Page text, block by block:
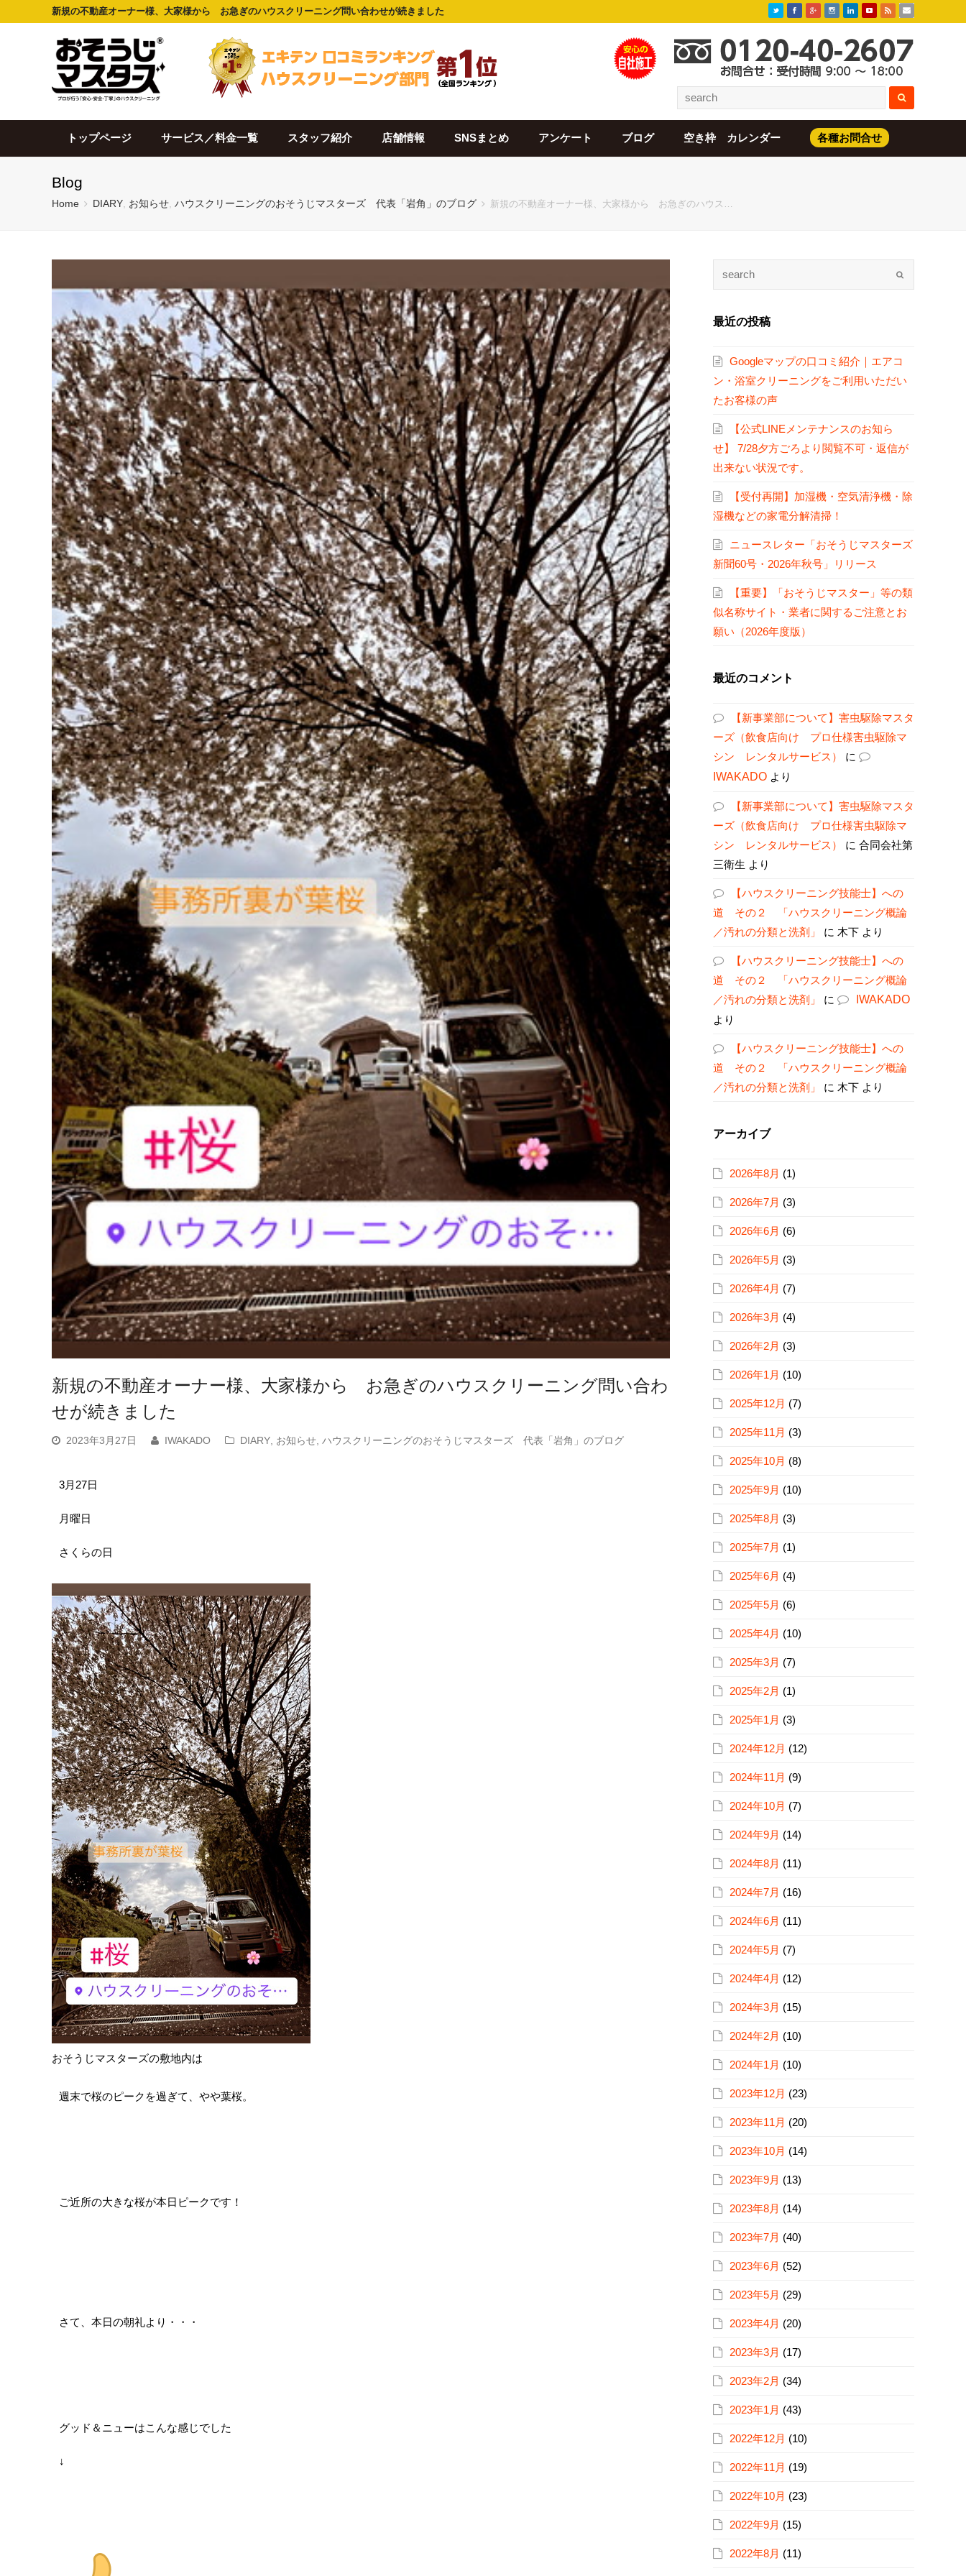
新規の不動産オーナー様、大家様から お急ぎのハウスクリーニング問い合わせが続きました
トップページ サービス／料金一覧 スタッフ紹介 店舗情報 SNSまとめ アンケート ブログ 空き枠 カレンダー 各種お問合せ
Blog
Home DIARY お知らせ ハウスクリーニングのおそうじマスターズ 代表「岩角」のブログ 新規の不動産オーナー様、大家様から お急ぎのハウス…
新規の不動産オーナー様、大家様から お急ぎのハウスクリーニング問い合わ
せが続きました
2023年3月27日 IWAKADO DIARY お知らせ ハウスクリーニングのおそうじマスターズ 代表「岩角」のブログ
3月27日
月曜日
さくらの日
おそうじマスターズの敷地内は
週末で桜のピークを過ぎて、やや葉桜。
ご近所の大きな桜が本日ピークです！
さて、本日の朝礼より・・・
グッド＆ニューはこんな感じでした
↓
最近の投稿
Googleマップの口コミ紹介｜エアコ
ン・浴室クリーニングをご利用いただい
たお客様の声
【公式LINEメンテナンスのお知ら
せ】 7/28夕方ごろより閲覧不可・返信が
出来ない状況です。
【受付再開】加湿機・空気清浄機・除
湿機などの家電分解清掃！
ニュースレター「おそうじマスターズ
新聞60号・2026年秋号」リリース
【重要】「おそうじマスター」等の類
似名称サイト・業者に関するご注意とお
願い（2026年度版）
最近のコメント
【新事業部について】害虫駆除マスタ
ーズ（飲食店向け プロ仕様害虫駆除マ
シン レンタルサービス）
に
IWAKADO より
【新事業部について】害虫駆除マスタ
ーズ（飲食店向け プロ仕様害虫駆除マ
シン レンタルサービス）
に 合同会社第
三衛生 より
【ハウスクリーニング技能士】への
道 その２ 「ハウスクリーニング概論
／汚れの分類と洗剤」
に 木下 より
【ハウスクリーニング技能士】への
道 その２ 「ハウスクリーニング概論
／汚れの分類と洗剤」
に
IWAKADO
より
【ハウスクリーニング技能士】への
道 その２ 「ハウスクリーニング概論
／汚れの分類と洗剤」
に 木下 より
アーカイブ
2026年8月 (1)
2026年7月 (3)
2026年6月 (6)
2026年5月 (3)
2026年4月 (7)
2026年3月 (4)
2026年2月 (3)
2026年1月 (10)
2025年12月 (7)
2025年11月 (3)
2025年10月 (8)
2025年9月 (10)
2025年8月 (3)
2025年7月 (1)
2025年6月 (4)
2025年5月 (6)
2025年4月 (10)
2025年3月 (7)
2025年2月 (1)
2025年1月 (3)
2024年12月 (12)
2024年11月 (9)
2024年10月 (7)
2024年9月 (14)
2024年8月 (11)
2024年7月 (16)
2024年6月 (11)
2024年5月 (7)
2024年4月 (12)
2024年3月 (15)
2024年2月 (10)
2024年1月 (10)
2023年12月 (23)
2023年11月 (20)
2023年10月 (14)
2023年9月 (13)
2023年8月 (14)
2023年7月 (40)
2023年6月 (52)
2023年5月 (29)
2023年4月 (20)
2023年3月 (17)
2023年2月 (34)
2023年1月 (43)
2022年12月 (10)
2022年11月 (19)
2022年10月 (23)
2022年9月 (15)
2022年8月 (11)